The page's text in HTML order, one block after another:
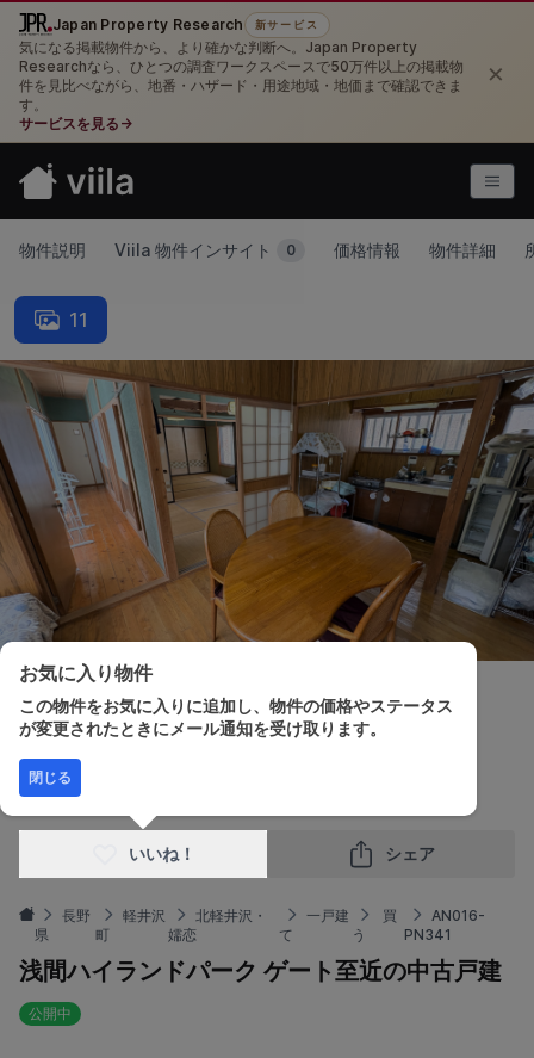
Japan Property Research 新サービス
気になる掲載物件から、より確かな判断へ。Japan Property
Researchなら、ひとつの調査ワークスペースで50万件以上の掲載物
件を見比べながら、地番・ハザード・用途地域・地価まで確認できま
す。
サービスを見る →
×
物件説明 Viila 物件インサイト 0 価格情報 物件詳細
11
販売価格
¥9,500,000
いいね！ シェア
長野
県
軽井沢
町
北軽井沢・
嬬恋
一戸建
て
買
う
AN016-
PN341
浅間ハイランドパーク ゲート至近の中古戸建
公開中
お気に入り物件
この物件をお気に入りに追加し、物件の価格やステータス
が変更されたときにメール通知を受け取ります。
閉じる